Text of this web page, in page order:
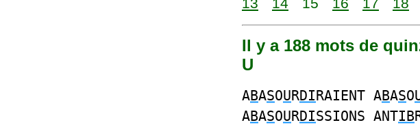
Il y a 188 mots de
U
ABASOURDIRAIENT ABASO
ABASOURDISSIONS ANTIB